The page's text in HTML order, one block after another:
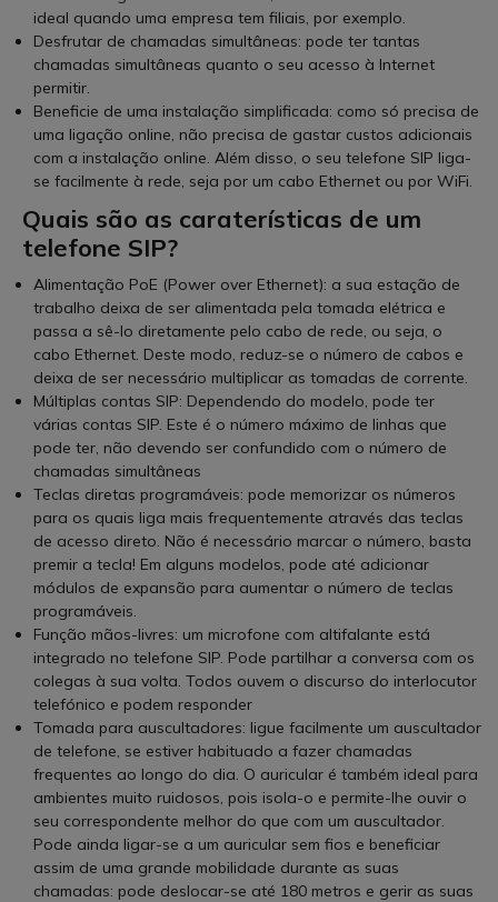
ideal quando uma empresa tem filiais, por exemplo.
Desfrutar de chamadas simultâneas: pode ter tantas
chamadas simultâneas quanto o seu acesso à Internet
permitir.
Beneficie de uma instalação simplificada: como só precisa de
uma ligação online, não precisa de gastar custos adicionais
com a instalação online. Além disso, o seu telefone SIP liga-
se facilmente à rede, seja por um cabo Ethernet ou por WiFi.
Quais são as caraterísticas de um
telefone SIP?
Alimentação PoE (Power over Ethernet): a sua estação de
trabalho deixa de ser alimentada pela tomada elétrica e
passa a sê-lo diretamente pelo cabo de rede, ou seja, o
cabo Ethernet. Deste modo, reduz-se o número de cabos e
deixa de ser necessário multiplicar as tomadas de corrente.
Múltiplas contas SIP: Dependendo do modelo, pode ter
várias contas SIP. Este é o número máximo de linhas que
pode ter, não devendo ser confundido com o número de
chamadas simultâneas
Teclas diretas programáveis: pode memorizar os números
para os quais liga mais frequentemente através das teclas
de acesso direto. Não é necessário marcar o número, basta
premir a tecla! Em alguns modelos, pode até adicionar
módulos de expansão para aumentar o número de teclas
programáveis.
Função mãos-livres: um microfone com altifalante está
integrado no telefone SIP. Pode partilhar a conversa com os
colegas à sua volta. Todos ouvem o discurso do interlocutor
telefónico e podem responder
Tomada para auscultadores: ligue facilmente um auscultador
de telefone, se estiver habituado a fazer chamadas
frequentes ao longo do dia. O auricular é também ideal para
ambientes muito ruidosos, pois isola-o e permite-lhe ouvir o
seu correspondente melhor do que com um auscultador.
Pode ainda ligar-se a um auricular sem fios e beneficiar
assim de uma grande mobilidade durante as suas
chamadas: pode deslocar-se até 180 metros e gerir as suas